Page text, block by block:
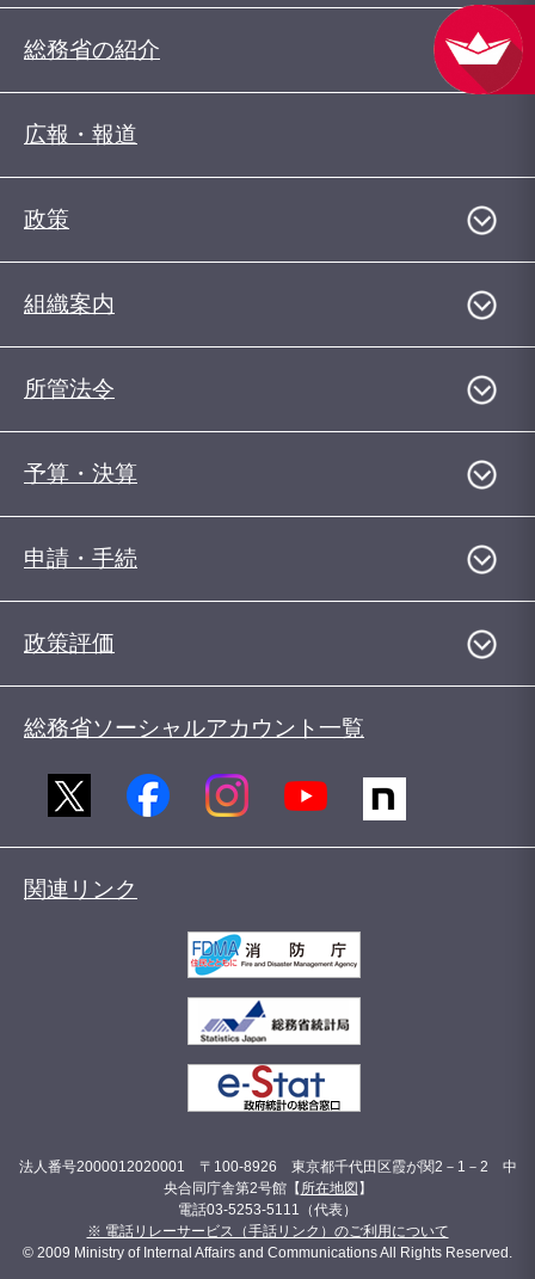
総務省の紹介
広報・報道
政策
組織案内
所管法令
予算・決算
申請・手続
政策評価
総務省ソーシャルアカウント一覧
関連リンク
法人番号2000012020001 〒100-8926 東京都千代田区霞が関2－1－2 中
央合同庁舎第2号館【 所在地図 】
電話03-5253-5111（代表）
※ 電話リレーサービス（手話リンク）のご利用について
© 2009 Ministry of Internal Affairs and Communications All Rights Reserved.